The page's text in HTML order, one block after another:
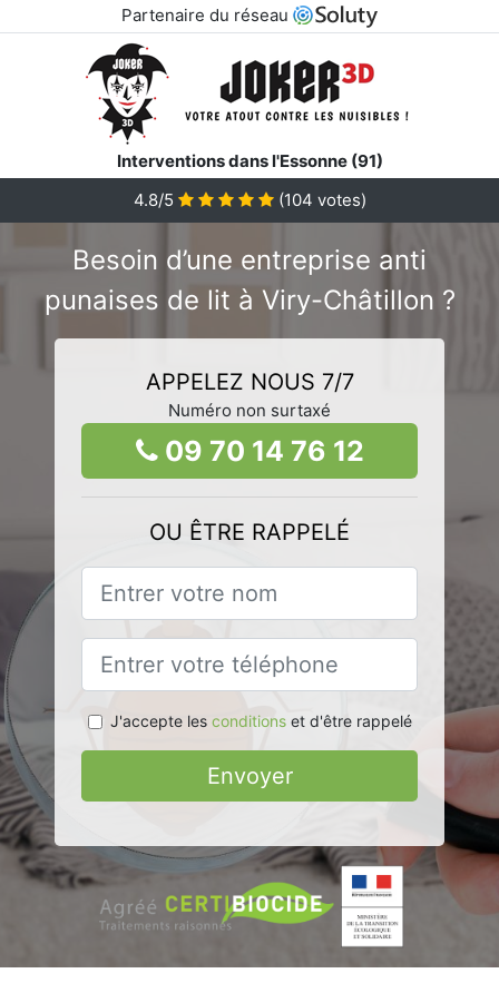
Partenaire du réseau
Interventions dans l'Essonne (91)
4.8/5
(104 votes)
Besoin d’une entreprise anti
punaises de lit à Viry-Châtillon ?
APPELEZ NOUS 7/7
Numéro non surtaxé
09 70 14 76 12
OU ÊTRE RAPPELÉ
J'accepte les conditionset d'être rappelé
Envoyer